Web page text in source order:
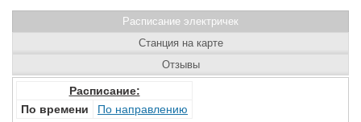
Расписание электричек
Расписание:
По времени
По направлению
Станция на карте
Отзывы